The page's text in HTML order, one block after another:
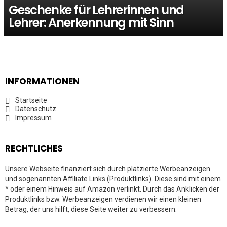
Geschenke für Lehrerinnen und
Lehrer: Anerkennung mit Sinn
INFORMATIONEN
Startseite
Datenschutz
Impressum
RECHTLICHES
Unsere Webseite finanziert sich durch platzierte Werbeanzeigen
und sogenannten Affiliate Links (Produktlinks). Diese sind mit einem
* oder einem Hinweis auf Amazon verlinkt. Durch das Anklicken der
Produktlinks bzw. Werbeanzeigen verdienen wir einen kleinen
Betrag, der uns hilft, diese Seite weiter zu verbessern.